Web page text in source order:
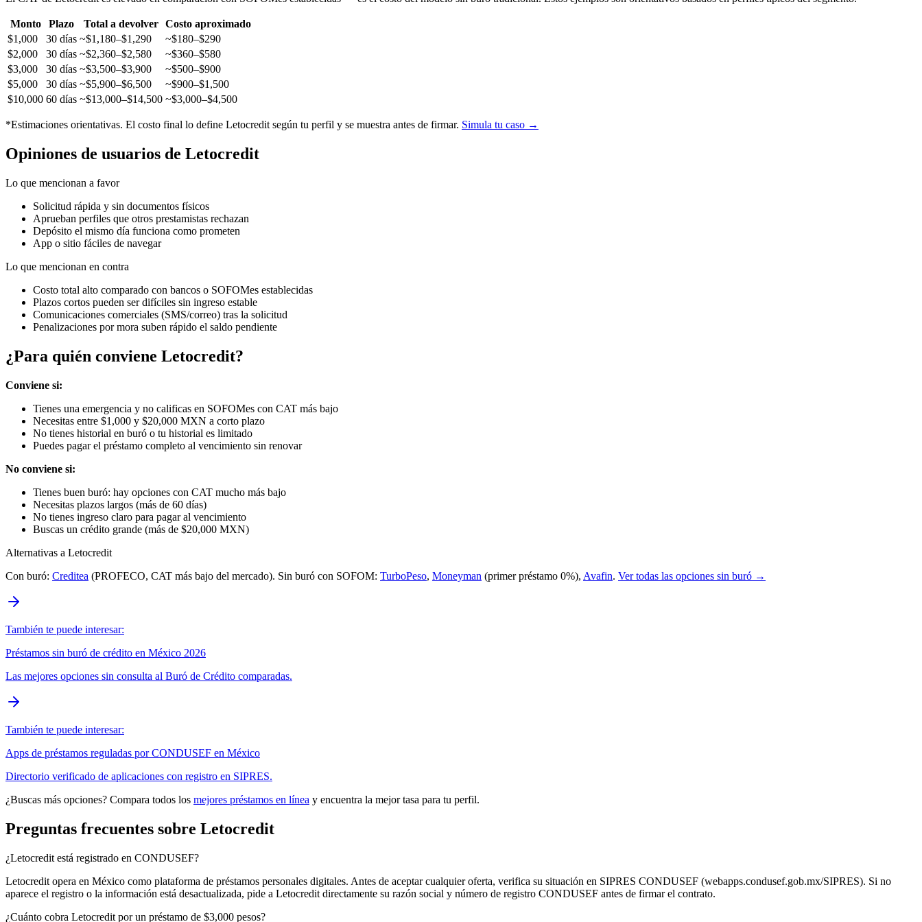
Monto Plazo Total a devolver Costo aproximado
$1,000
30 días ~$1,180–$1,290
~$180–$290
$2,000
30 días ~$2,360–$2,580
~$360–$580
$3,000
30 días ~$3,500–$3,900
~$500–$900
$5,000
30 días ~$5,900–$6,500
~$900–$1,500
$10,000 60 días ~$13,000–$14,500 ~$3,000–$4,500
*Estimaciones orientativas. El costo final lo define Letocredit según tu perfil y se muestra antes de firmar. Simula tu caso →
Opiniones de usuarios de Letocredit
Lo que mencionan a favor
Solicitud rápida y sin documentos físicos
Aprueban perfiles que otros prestamistas rechazan
Depósito el mismo día funciona como prometen
App o sitio fáciles de navegar
Lo que mencionan en contra
Costo total alto comparado con bancos o SOFOMes establecidas
Plazos cortos pueden ser difíciles sin ingreso estable
Comunicaciones comerciales (SMS/correo) tras la solicitud
Penalizaciones por mora suben rápido el saldo pendiente
¿Para quién conviene Letocredit?
Conviene si:
Tienes una emergencia y no calificas en SOFOMes con CAT más bajo
Necesitas entre $1,000 y $20,000 MXN a corto plazo
No tienes historial en buró o tu historial es limitado
Puedes pagar el préstamo completo al vencimiento sin renovar
No conviene si:
Tienes buen buró: hay opciones con CAT mucho más bajo
Necesitas plazos largos (más de 60 días)
No tienes ingreso claro para pagar al vencimiento
Buscas un crédito grande (más de $20,000 MXN)
Alternativas a Letocredit
Con buró: Creditea (PROFECO, CAT más bajo del mercado). Sin buró con SOFOM: TurboPeso, Moneyman (primer préstamo 0%), Avafin. Ver todas las opciones sin buró →
También te puede interesar:
Préstamos sin buró de crédito en México 2026
Las mejores opciones sin consulta al Buró de Crédito comparadas.
También te puede interesar:
Apps de préstamos reguladas por CONDUSEF en México
Directorio verificado de aplicaciones con registro en SIPRES.
¿Buscas más opciones? Compara todos los mejores préstamos en línea y encuentra la mejor tasa para tu perfil.
Preguntas frecuentes sobre Letocredit
¿Letocredit está registrado en CONDUSEF?
Letocredit opera en México como plataforma de préstamos personales digitales. Antes de aceptar cualquier oferta, verifica su situación en SIPRES CONDUSEF (webapps.condusef.gob.mx/SIPRES). Si no
aparece el registro o la información está desactualizada, pide a Letocredit directamente su razón social y número de registro CONDUSEF antes de firmar el contrato.
¿Cuánto cobra Letocredit por un préstamo de $3,000 pesos?